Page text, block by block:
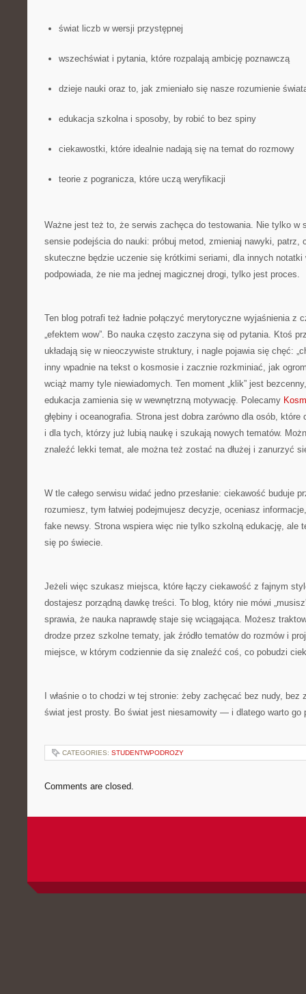
świat liczb w wersji przystępnej
wszechświat i pytania, które rozpalają ambicję poznawczą
dzieje nauki oraz to, jak zmieniało się nasze rozumienie
edukacja szkolna i sposoby, by robić to bez spiny
ciekawostki, które idealnie nadają się na temat do rozmowy
teorie z pogranicza, które uczą weryfikacji
Ważne jest też to, że serwis zachęca do testowania. Nie tylko w
sensie podejścia do nauki: próbuj metod, zmieniaj nawyki, patrz,
skuteczne będzie uczenie się krótkimi seriami, dla innych notatki
podpowiada, że nie ma jednej magicznej drogi, tylko jest proces.
Ten blog potrafi też ładnie połączyć merytoryczne wyjaśnienia z
„efektem wow”. Bo nauka często zaczyna się od pytania. Ktoś
układają się w nieoczywiste struktury, i nagle pojawia się chęć:
inny wpadnie na tekst o kosmosie i zacznie rozkminiać, jak
wciąż mamy tyle niewiadomych. Ten moment „klik” jest
edukacja zamienia się w wewnętrzną motywację. Polecamy
głębiny i oceanografia. Strona jest dobra zarówno dla osób, które
i dla tych, którzy już lubią naukę i szukają nowych tematów.
znaleźć lekki temat, ale można też zostać na dłużej i zanurzyć
W tle całego serwisu widać jedno przesłanie: ciekawość buduje
rozumiesz, tym łatwiej podejmujesz decyzje, oceniasz
fake newsy. Strona wspiera więc nie tylko szkolną edukację, ale
się po świecie.
Jeżeli więc szukasz miejsca, które łączy ciekawość z fajnym
dostajesz porządną dawkę treści. To blog, który nie mówi
sprawia, że nauka naprawdę staje się wciągająca. Możesz
drodze przez szkolne tematy, jak źródło tematów do rozmów i
miejsce, w którym codziennie da się znaleźć coś, co pobudzi
I właśnie o to chodzi w tej stronie: żeby zachęcać bez nudy, bez
świat jest prosty. Bo świat jest niesamowity — i dlatego warto go
CATEGORIES: STUDENTWPODROZY
Comments are closed.